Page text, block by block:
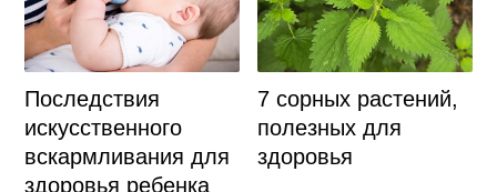
Последствия
искусственного
вскармливания для
здоровья ребенка
7 сорных растений,
полезных для
здоровья